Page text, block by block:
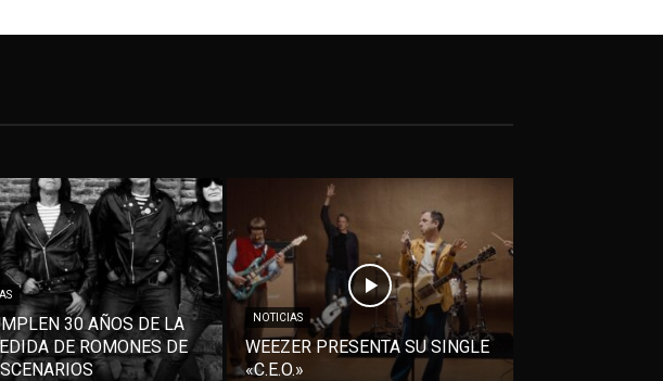
30 AÑOS DE LA
DE ROMONES DE
NOTICIAS
WEEZER PRESENTA SU SINGLE
«C.E.O.»